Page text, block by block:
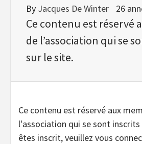
By Jacques De Winter 26
Ce contenu est réservé
de l’association qui se
sur le site.
Ce contenu est réservé aux
l'association qui se sont inscrits
êtes inscrit, veuillez vous